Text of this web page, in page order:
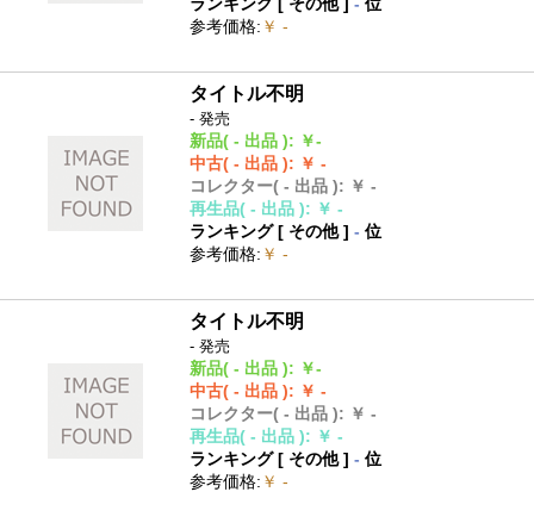
ランキング [ その他]- 位
参考価格: ￥ -
タイトル不明
- 発売
新品( - 出品 ): ￥-
中古( - 出品 ): ￥ -
コレクター( - 出品 ): ￥ -
再生品( - 出品 ): ￥ -
ランキング [ その他]- 位
参考価格: ￥ -
タイトル不明
- 発売
新品( - 出品 ): ￥-
中古( - 出品 ): ￥ -
コレクター( - 出品 ): ￥ -
再生品( - 出品 ): ￥ -
ランキング [ その他]- 位
参考価格: ￥ -